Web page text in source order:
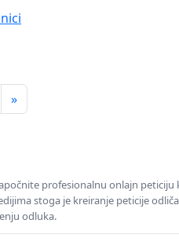
»
profesionalnu onlajn peticiju
stoga je kreiranje peticije
odluka.